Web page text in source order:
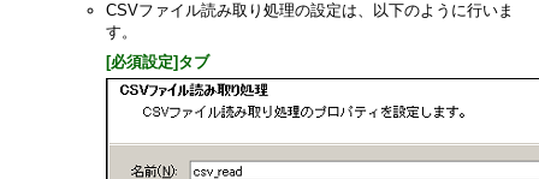
CSVファイル読み取り処理の設定は、以下のように行いま
す。
[必須設定]タブ